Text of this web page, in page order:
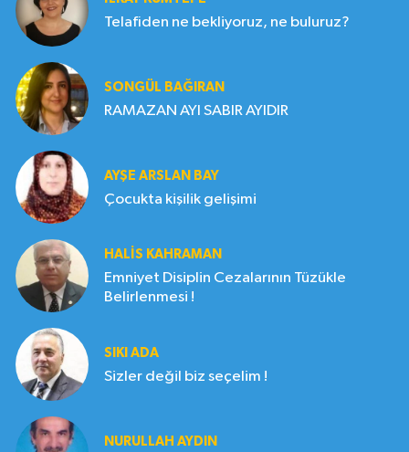
Telafiden ne bekliyoruz, ne buluruz?
SONGÜL BAĞIRAN
RAMAZAN AYI SABIR AYIDIR
AYŞE ARSLAN BAY
Çocukta kişilik gelişimi
HALIS KAHRAMAN
Emniyet Disiplin Cezalarının Tüzükle
Belirlenmesi !
SIKI ADA
Sizler değil biz seçelim !
NURULLAH AYDIN